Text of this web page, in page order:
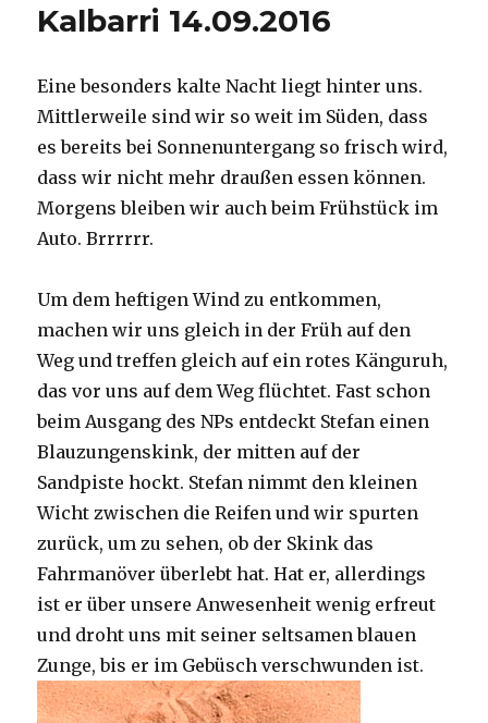
Kalbarri 14.09.2016
Eine besonders kalte Nacht liegt hinter uns.
Mittlerweile sind wir so weit im Süden, dass
es bereits bei Sonnenuntergang so frisch wird,
dass wir nicht mehr draußen essen können.
Morgens bleiben wir auch beim Frühstück im
Auto. Brrrrrr.
Um dem heftigen Wind zu entkommen,
machen wir uns gleich in der Früh auf den
Weg und treffen gleich auf ein rotes Känguruh,
das vor uns auf dem Weg flüchtet. Fast schon
beim Ausgang des NPs entdeckt Stefan einen
Blauzungenskink, der mitten auf der
Sandpiste hockt. Stefan nimmt den kleinen
Wicht zwischen die Reifen und wir spurten
zurück, um zu sehen, ob der Skink das
Fahrmanöver überlebt hat. Hat er, allerdings
ist er über unsere Anwesenheit wenig erfreut
und droht uns mit seiner seltsamen blauen
Zunge, bis er im Gebüsch verschwunden ist.